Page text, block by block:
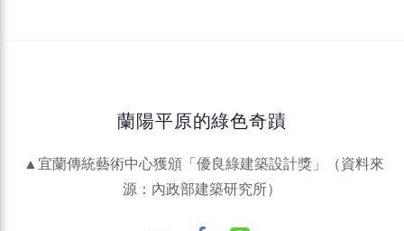
蘭陽平原的綠色奇蹟
▲宜蘭傳統藝術中心獲頒「優良綠建築設計獎」（資料來
源：內政部建築研究所）